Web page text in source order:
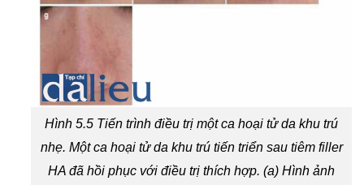
Hình 5.5 Tiến trình điều trị một ca hoại tử da khu trú
nhẹ. Một ca hoại tử da khu trú tiến triển sau tiêm filler
HA đã hồi phục với điều trị thích hợp. (a) Hình ảnh